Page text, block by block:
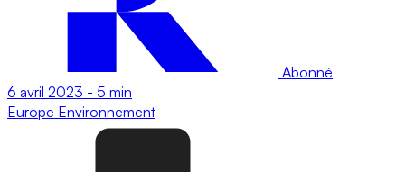
Abonné
6 avril 2023 - 5 min
Europe Environnement